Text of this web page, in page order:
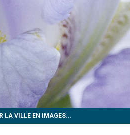
LA VILLE EN IMAGES...